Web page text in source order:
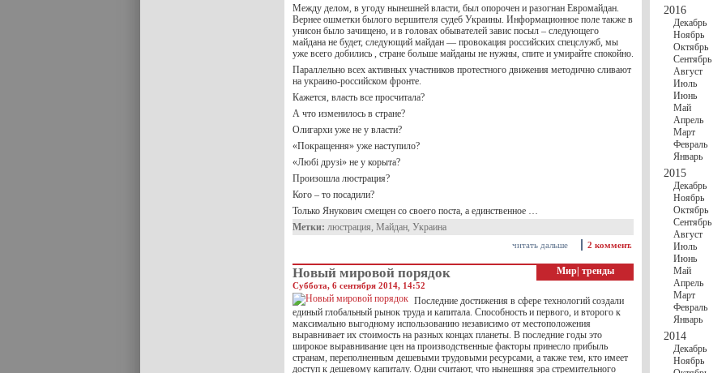
Между делом, в угоду нынешней власти, был опорочен и разогнан Евромайдан.
Вернее ошметки былого вершителя судеб Украины. Информационное поле также в
унисон было зачищено, и в головах обывателей завис посыл – следующего
майдана не будет, следующий майдан — провокация российских спецслужб, мы
уже всего добились , стране больше майданы не нужны, спите и умирайте спокойно.
Параллельно всех активных участников протестного движения методично сливают
на украино-российском фронте.
Кажется, власть все просчитала?
А что изменилось в стране?
Олигархи уже не у власти?
«Покращення» уже наступило?
«Любі друзі» не у корыта?
Произошла люстрация?
Кого – то посадили?
Только Янукович смещен со своего поста, а единственное …
Метки: люстрация, Майдан, Украина
2 коммент.
читать дальше
Мир| тренды
Новый мировой порядок
Суббота, 6 сентября 2014, 14:52
Последние достижения в сфере технологий создали
единый глобальный рынок труда и капитала. Способность и первого, и второго к
максимально выгодному использованию независимо от местоположения
выравнивает их стоимость на разных концах планеты. В последние годы это
широкое выравнивание цен на производственные факторы принесло прибыль
странам, переполненным дешевыми трудовыми ресурсами, а также тем, кто имеет
доступ к дешевому капиталу. Одни считают, что нынешняя эра стремительного
2016
Декабрь
Ноябрь
Октябрь
Сентябрь
Август
Июль
Июнь
Май
Апрель
Март
Февраль
Январь
2015
Декабрь
Ноябрь
Октябрь
Сентябрь
Август
Июль
Июнь
Май
Апрель
Март
Февраль
Январь
2014
Декабрь
Ноябрь